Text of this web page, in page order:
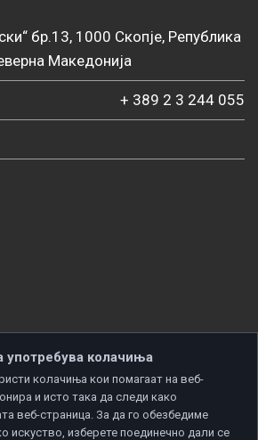
бр.13, 1000 Скопје, Република
Македонија
+ 389 2 3 244 055
употребува колачиња
колачиња кои помагаат на веб-
и исто така да следи како
веб-страница. За да го обезбедиме
искуство, изберете поединечно дали се